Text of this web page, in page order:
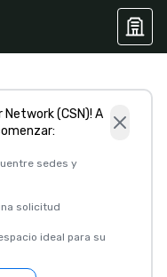
Network (CSN)! A
sedes y
solicitud
ideal para su